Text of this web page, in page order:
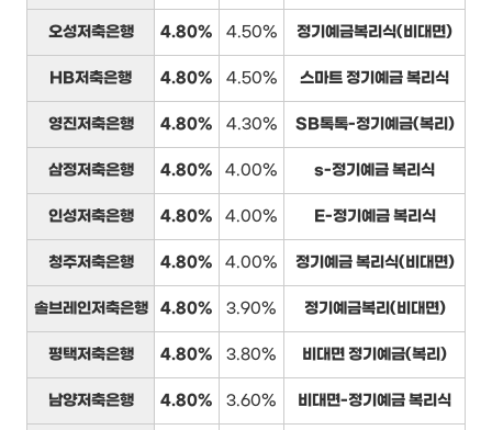
오성저축은행 4.80% 4.50% 정기예금복리식(비대면)
HB저축은행 4.80% 4.50% 스마트 정기예금 복리식
영진저축은행 4.80% 4.30% SB톡톡-정기예금(복리)
삼정저축은행 4.80% 4.00% s-정기예금 복리식
인성저축은행 4.80% 4.00% E-정기예금 복리식
청주저축은행 4.80% 4.00% 정기예금 복리식(비대면)
솔브레인저축은행 4.80% 3.90% 정기예금복리(비대면)
평택저축은행 4.80% 3.80% 비대면 정기예금(복리)
남양저축은행 4.80% 3.60% 비대면-정기예금 복리식